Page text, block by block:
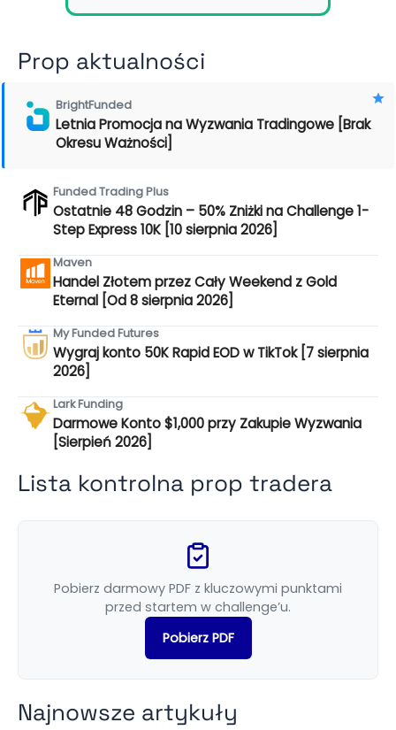
Prop aktualności
BrightFunded
Letnia Promocja na Wyzwania Tradingowe [Brak
Okresu Ważności]
Funded Trading Plus
Ostatnie 48 Godzin – 50% Zniżki na Challenge 1-
Step Express 10K [10 sierpnia 2026]
Maven
Handel Złotem przez Cały Weekend z Gold
Eternal [Od 8 sierpnia 2026]
My Funded Futures
Wygraj konto 50K Rapid EOD w TikTok [7 sierpnia
2026]
Lark Funding
Darmowe Konto $1,000 przy Zakupie Wyzwania
[Sierpień 2026]
Lista kontrolna prop tradera
Pobierz darmowy PDF z kluczowymi punktami
przed startem w challenge’u.
Pobierz PDF
Najnowsze artykuły